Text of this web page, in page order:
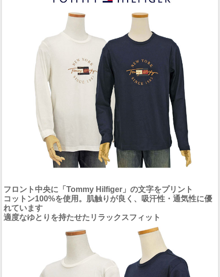
フロント中央に「Tommy Hilfiger」の文字をプリント
コットン100%を使用。肌触りが良く、吸汗性・通気性に優
れています
適度なゆとりを持たせたリラックスフィット